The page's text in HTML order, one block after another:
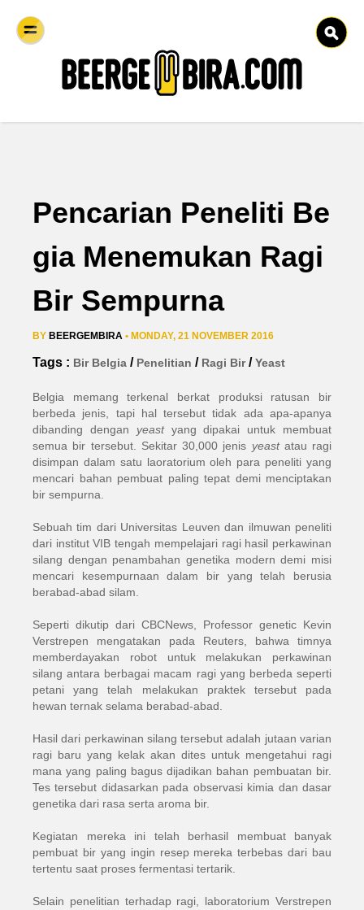
Pencarian Peneliti Be
gia Menemukan Ragi
Bir Sempurna
BY BEERGEMBIRA • MONDAY, 21 NOVEMBER 2016
Tags : Bir Belgia / Penelitian / Ragi Bir/Yeast
Belgia memang terkenal berkat produksi ratusan bir
berbeda jenis, tapi hal tersebut tidak ada apa-apanya
dibanding dengan yeastyang dipakai untuk membuat
semua bir tersebut. Sekitar 30,000 jenis yeastatau ragi
disimpan dalam satu laoratorium oleh para peneliti yang
mencari bahan pembuat paling tepat demi menciptakan
bir sempurna.
Sebuah tim dari Universitas Leuven dan ilmuwan peneliti
dari institut VIB tengah mempelajari ragi hasil perkawinan
silang dengan penambahan genetika modern demi misi
mencari kesempurnaan dalam bir yang telah berusia
berabad-abad silam.
Seperti dikutip dari CBCNews, Professor genetic Kevin
Verstrepen mengatakan pada Reuters, bahwa timnya
memberdayakan robot untuk melakukan perkawinan
silang antara berbagai macam ragi yang berbeda seperti
petani yang telah melakukan praktek tersebut pada
hewan ternak selama berabad-abad.
Hasil dari perkawinan silang tersebut adalah jutaan varian
ragi baru yang kelak akan dites untuk mengetahui ragi
mana yang paling bagus dijadikan bahan pembuatan bir.
Tes tersebut didasarkan pada observasi kimia dan dasar
genetika dari rasa serta aroma bir.
Kegiatan mereka ini telah berhasil membuat banyak
pembuat bir yang ingin resep mereka terbebas dari bau
tertentu saat proses fermentasi tertarik.
Selain penelitian terhadap ragi, laboratorium Verstrepen